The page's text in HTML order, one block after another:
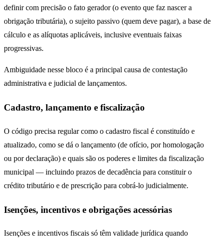
definir com precisão o fato gerador (o evento que faz nascer a
obrigação tributária), o sujeito passivo (quem deve pagar), a base de
cálculo e as alíquotas aplicáveis, inclusive eventuais faixas
progressivas.
Ambiguidade nesse bloco é a principal causa de contestação
administrativa e judicial de lançamentos.
Cadastro, lançamento e fiscalização
O código precisa regular como o cadastro fiscal é constituído e
atualizado, como se dá o lançamento (de ofício, por homologação
ou por declaração) e quais são os poderes e limites da fiscalização
municipal — incluindo prazos de decadência para constituir o
crédito tributário e de prescrição para cobrá-lo judicialmente.
Isenções, incentivos e obrigações acessórias
Isenções e incentivos fiscais só têm validade jurídica quando